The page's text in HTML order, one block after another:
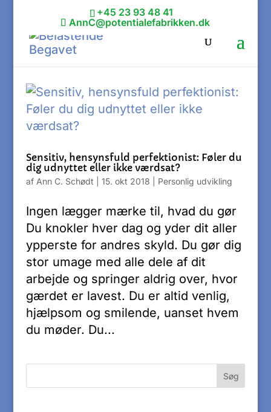
+45 23 93 48 41
AnnC@potentialefabrikken.dk
Sensitiv, hensynsfuld perfektionist: Føler du
dig udnyttet eller ikke værdsat?
af Ann C. Schødt 15. okt 2018 Personlig udvikling
Ingen lægger mærke til, hvad du gør
Du knokler hver dag og yder dit aller
ypperste for andres skyld. Du gør dig
stor umage med alle dele af dit
arbejde og springer aldrig over, hvor
gærdet er lavest. Du er altid venlig,
hjælpsom og smilende, uanset hvem
du møder. Du...